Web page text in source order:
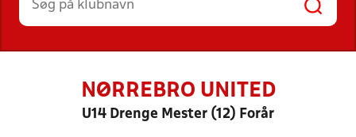
NØRREBRO UNITED
U14 Drenge Mester (12) Forår